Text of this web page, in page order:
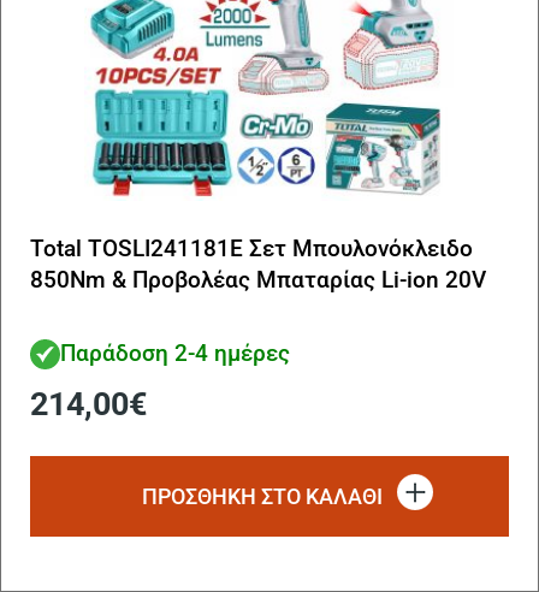
Total TOSLI241181E Σετ Μπουλονόκλειδο
850Nm & Προβολέας Μπαταρίας Li-ion 20V
Παράδοση 2-4 ημέρες
214,00€
ΠΡΟΣΘΗΚΗ ΣΤΟ ΚΑΛΑΘΙ